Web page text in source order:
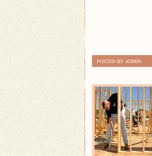
POSTED BY ADMIN